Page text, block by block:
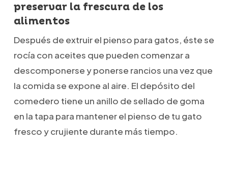
preservar la frescura de los
alimentos
Después de extruir el pienso para gatos, éste se
rocía con aceites que pueden comenzar a
descomponerse y ponerse rancios una vez que
la comida se expone al aire. El depósito del
comedero tiene un anillo de sellado de goma
en la tapa para mantener el pienso de tu gato
fresco y crujiente durante más tiempo.